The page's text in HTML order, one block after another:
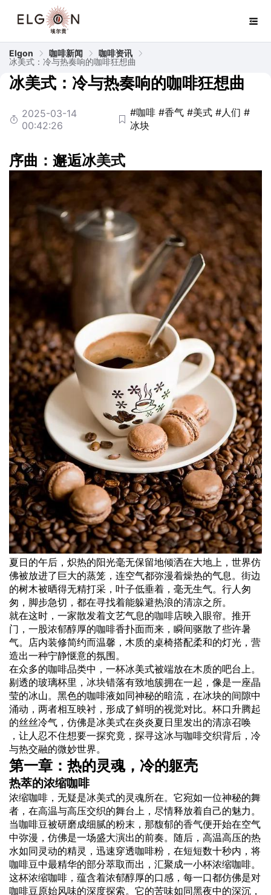
Elgon 咖啡新闻
咖啡资讯
冰美式：冷与热奏响的咖啡狂想曲
冰美式：冷与热奏响的咖啡狂想曲
2025-03-14
00:42:26
#咖啡 #香气 #美式 #人们 #
冰块
序曲：邂逅冰美式
夏日的午后，炽热的阳光毫无保留地倾洒在大地上，世界仿
佛被放进了巨大的蒸笼，连空气都弥漫着燥热的气息。街边
的树木被晒得无精打采，叶子低垂着，毫无生气。行人匆
匆，脚步急切，都在寻找着能躲避热浪的清凉之所。
就在这时，一家散发着文艺气息的咖啡店映入眼帘。推开
门，一股浓郁醇厚的咖啡香扑面而来，瞬间驱散了些许暑
气。店内装修简约而温馨，木质的桌椅搭配柔和的灯光，营
造出一种宁静惬意的氛围。
在众多的咖啡品类中，一杯冰美式被端放在木质的吧台上。
剔透的玻璃杯里， 冰块错落有致地簇拥在一起，像是一座晶
莹的冰山。黑色的咖啡液如同神秘的暗流，在冰块的间隙中
涌动，两者相互映衬，形成了鲜明的视觉对比。杯口升腾起
的丝丝冷气，仿佛是冰美式在炎炎夏日里发出的清凉召唤
，让人忍不住想要一探究竟，探寻这冰与咖啡交织背后，冷
与热交融的微妙世界。
第一章：热的灵魂，冷的躯壳
热萃的浓缩咖啡
浓缩咖啡，无疑是冰美式的灵魂所在。它宛如一位神秘的舞
者，在高温与高压交织的舞台上，尽情释放着自己的魅力。
当咖啡豆被研磨成细腻的粉末，那馥郁的香气便开始在空气
中弥漫，仿佛是一场盛大演出的前奏。随后，高温高压的热
水如同灵动的精灵，迅速穿透咖啡粉，在短短数十秒内，将
咖啡豆中最精华的部分萃取而出，汇聚成一小杯浓缩咖啡。
这杯浓缩咖啡，蕴含着浓郁醇厚的口感，每一口都仿佛是对
咖啡豆原始风味的深度探索。它的苦味如同黑夜中的深沉，